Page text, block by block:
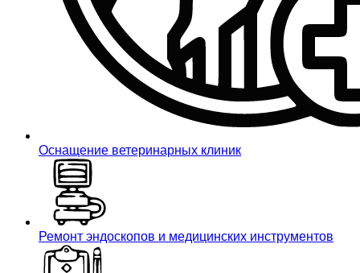
Оснащение ветеринарных клиник
Ремонт эндоскопов и медицинских инструментов